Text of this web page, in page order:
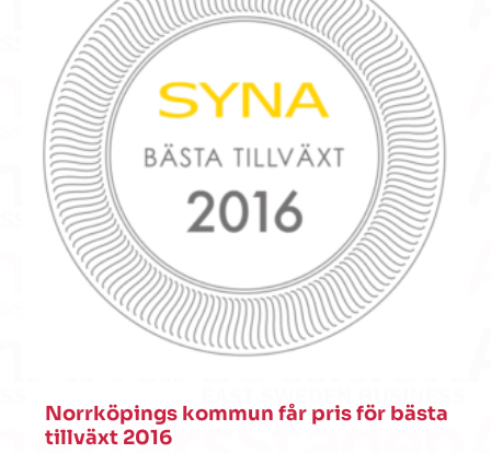
Norrköpings kommun får pris för bästa
tillväxt 2016